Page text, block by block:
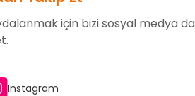
için bizi sosyal medya da
Instagram